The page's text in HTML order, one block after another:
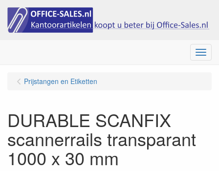
Menu
Prijstangen en Etiketten
DURABLE SCANFIX
scannerrails transparant
1000 x 30 mm